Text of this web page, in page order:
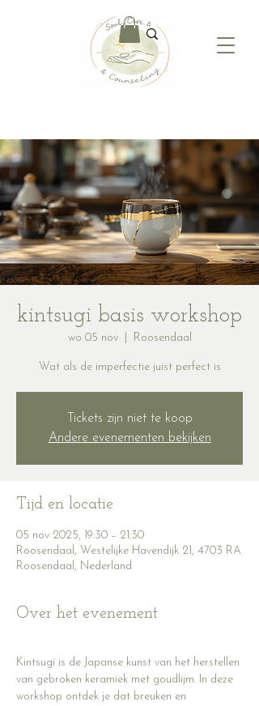
kintsugi basis workshop
wo 05 nov
  |
Roosendaal
Wat als de imperfectie juist perfect is
Tickets zijn niet te koop
Andere evenementen bekijken
Tijd en locatie
05 nov 2025, 19:30 – 21:30
Roosendaal, Westelijke Havendijk 21, 4703 RA
Roosendaal, Nederland
Over het evenement
Kintsugi is de Japanse kunst van het herstellen
van gebroken keramiek met goudlijm. In deze
workshop ontdek je dat breuken en